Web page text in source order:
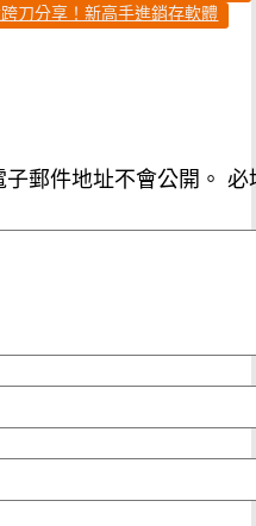
刀分享！新高手進銷存軟體
郵件地址不會公開。 必